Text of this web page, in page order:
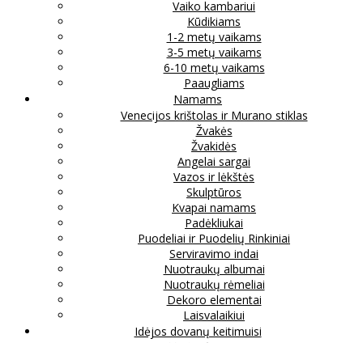
Vaiko kambariui
Kūdikiams
1-2 metų vaikams
3-5 metų vaikams
6-10 metų vaikams
Paaugliams
Namams
Venecijos krištolas ir Murano stiklas
Žvakės
Žvakidės
Angelai sargai
Vazos ir lėkštės
Skulptūros
Kvapai namams
Padėkliukai
Puodeliai ir Puodelių Rinkiniai
Serviravimo indai
Nuotraukų albumai
Nuotraukų rėmeliai
Dekoro elementai
Laisvalaikiui
Idėjos dovanų keitimuisi